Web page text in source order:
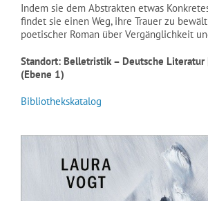
Indem sie dem Abstrakten etwas
findet sie einen Weg, ihre Trauer zu
poetischer Roman über Vergänglichkeit
Standort: Belletristik – Deutsche Literatur |
(Ebene 1)
Bibliothekskatalog